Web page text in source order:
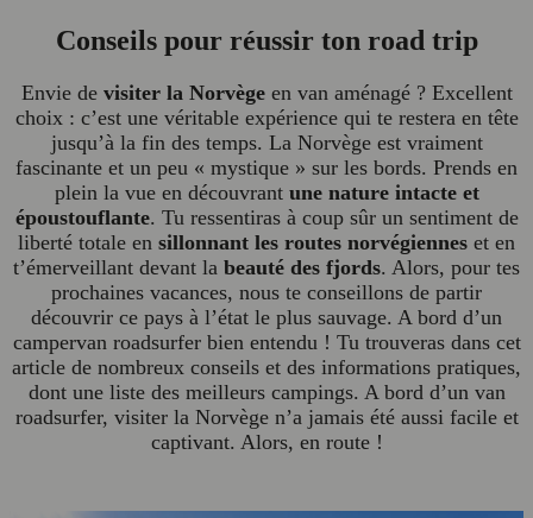
Conseils pour réussir ton road trip
Envie de visiter la Norvègeen van aménagé ? Excellent
choix : c’est une véritable expérience qui te restera en tête
jusqu’à la fin des temps. La Norvège est vraiment
fascinante et un peu « mystique » sur les bords. Prends en
plein la vue en découvrant une nature intacte et
époustouflante. Tu ressentiras à coup sûr un sentiment de
liberté totale en sillonnant les routes norvégiennes et en
t’émerveillant devant la beauté des fjords. Alors, pour tes
prochaines vacances, nous te conseillons de partir
découvrir ce pays à l’état le plus sauvage. A bord d’un
campervan roadsurfer bien entendu ! Tu trouveras dans cet
article de nombreux conseils et des informations pratiques,
dont une liste des meilleurs campings. A bord d’un van
roadsurfer, visiter la Norvège n’a jamais été aussi facile et
captivant. Alors, en route !